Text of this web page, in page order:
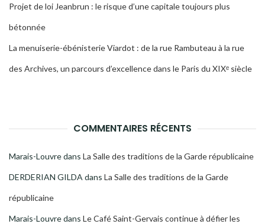
Projet de loi Jeanbrun : le risque d’une capitale toujours plus
bétonnée
La menuiserie-ébénisterie Viardot : de la rue Rambuteau à la rue
des Archives, un parcours d’excellence dans le Paris du XIXᵉ siècle
COMMENTAIRES RÉCENTS
Marais-Louvredans La Salle des traditions de la Garde républicaine
DERDERIAN GILDA dans La Salle des traditions de la Garde
républicaine
Marais-Louvredans Le Café Saint-Gervais continue à défier les